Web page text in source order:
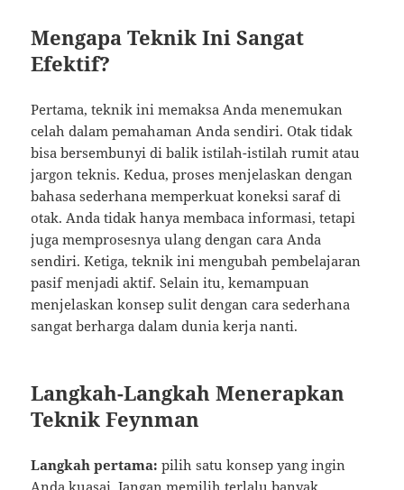
Mengapa Teknik Ini Sangat
Efektif?
Pertama, teknik ini memaksa Anda menemukan
celah dalam pemahaman Anda sendiri. Otak tidak
bisa bersembunyi di balik istilah-istilah rumit atau
jargon teknis. Kedua, proses menjelaskan dengan
bahasa sederhana memperkuat koneksi saraf di
otak. Anda tidak hanya membaca informasi, tetapi
juga memprosesnya ulang dengan cara Anda
sendiri. Ketiga, teknik ini mengubah pembelajaran
pasif menjadi aktif. Selain itu, kemampuan
menjelaskan konsep sulit dengan cara sederhana
sangat berharga dalam dunia kerja nanti.
Langkah-Langkah Menerapkan
Teknik Feynman
Langkah pertama: pilih satu konsep yang ingin
Anda kuasai. Jangan memilih terlalu banyak